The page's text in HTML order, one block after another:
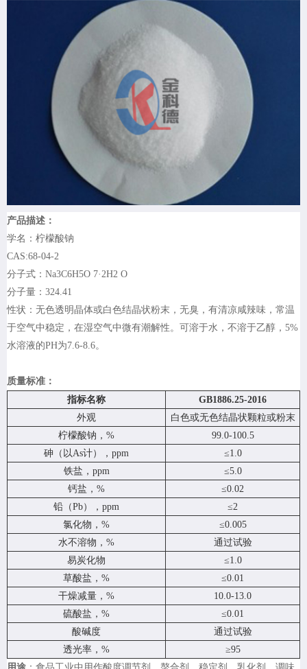
产品描述：
学名：柠檬酸钠
CAS:68-04-2
分子式：Na3C6H5O 7·2H2 O
分子量：324.41
性状：无色透明晶体或白色结晶状粉末，无臭，有清凉咸辣味，常温
于空气中稳定，在湿空气中微有潮解性。可溶于水，不溶于乙醇，5%
水溶液的PH为7.6-8.6。
质量标准：
指标名称
GB1886.25-2016
外观
白色或无色结晶状颗粒或粉末
柠檬酸钠，%
99.0-100.5
砷（以As计），ppm
≤1.0
铁盐，ppm
≤5.0
钙盐，%
≤0.02
铅（Pb），ppm
≤2
氯化物，%
≤0.005
水不溶物，%
通过试验
易炭化物
≤1.0
草酸盐，%
≤0.01
干燥减量，%
10.0-13.0
硫酸盐，%
≤0.01
酸碱度
通过试验
透光率，%
≥95